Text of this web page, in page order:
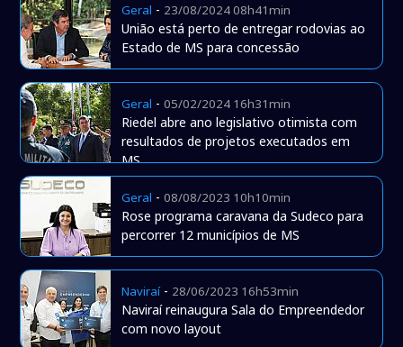
Geral - 23/08/2024 08h41min
União está perto de entregar rodovias ao
Estado de MS para concessão
Geral -05/02/2024 16h31min
Riedel abre ano legislativo otimista com
resultados de projetos executados em
MS
Geral -08/08/2023 10h10min
Rose programa caravana da Sudeco para
percorrer 12 municípios de MS
Naviraí- 28/06/2023 16h53min
Naviraí reinaugura Sala do Empreendedor
com novo layout